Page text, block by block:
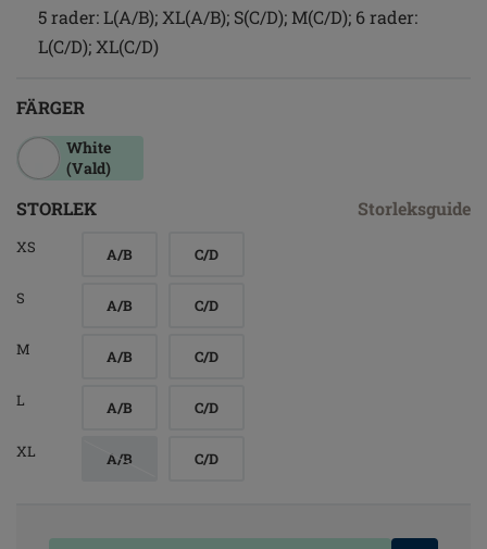
5 rader: L(A/B); XL(A/B); S(C/D); M(C/D); 6 rader:
L(C/D); XL(C/D)
FÄRGER
White
(Vald)
STORLEK Storleksguide
XS A/B C/D
S A/B C/D
M A/B C/D
L A/B C/D
XL A/B C/D